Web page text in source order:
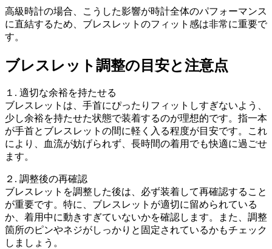
高級時計の場合、こうした影響が時計全体のパフォーマンス
に直結するため、ブレスレットのフィット感は非常に重要で
す。
ブレスレット調整の目安と注意点
１. 適切な余裕を持たせる
ブレスレットは、手首にぴったりフィットしすぎないよう、
少し余裕を持たせた状態で装着するのが理想的です。指一本
が手首とブレスレットの間に軽く入る程度が目安です。これ
により、血流が妨げられず、長時間の着用でも快適に過ごせ
ます。
２. 調整後の再確認
ブレスレットを調整した後は、必ず装着して再確認すること
が重要です。特に、ブレスレットが適切に留められている
か、着用中に動きすぎていないかを確認します。また、調整
箇所のピンやネジがしっかりと固定されているかもチェック
しましょう。